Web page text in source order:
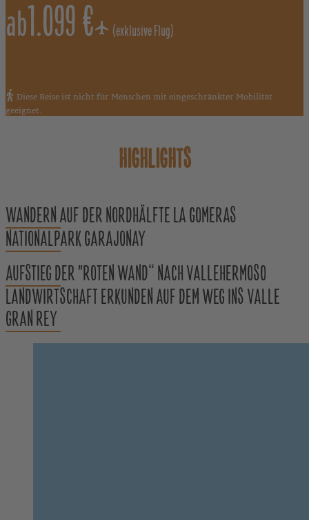
ab1.099 € (exklusive Flug)
Diese Reise ist nicht für Menschen mit eingeschränkter Mobilität
geeignet.
HIGHLIGHTS
WANDERN AUF DER NORDHÄLFTE LA GOMERAS
NATIONALPARK GARAJONAY
AUFSTIEG DER "ROTEN WAND“ NACH VALLEHERMOSO
LANDWIRTSCHAFT ERKUNDEN AUF DEM WEG INS VALLE
GRAN REY